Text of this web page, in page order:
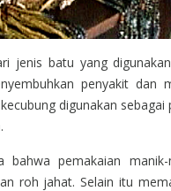
jenis batu yang
penyakit dan
digunakan
bahwa pemakaian
roh jahat. Selain itu